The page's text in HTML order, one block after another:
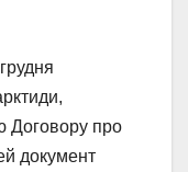
Договору про
документ